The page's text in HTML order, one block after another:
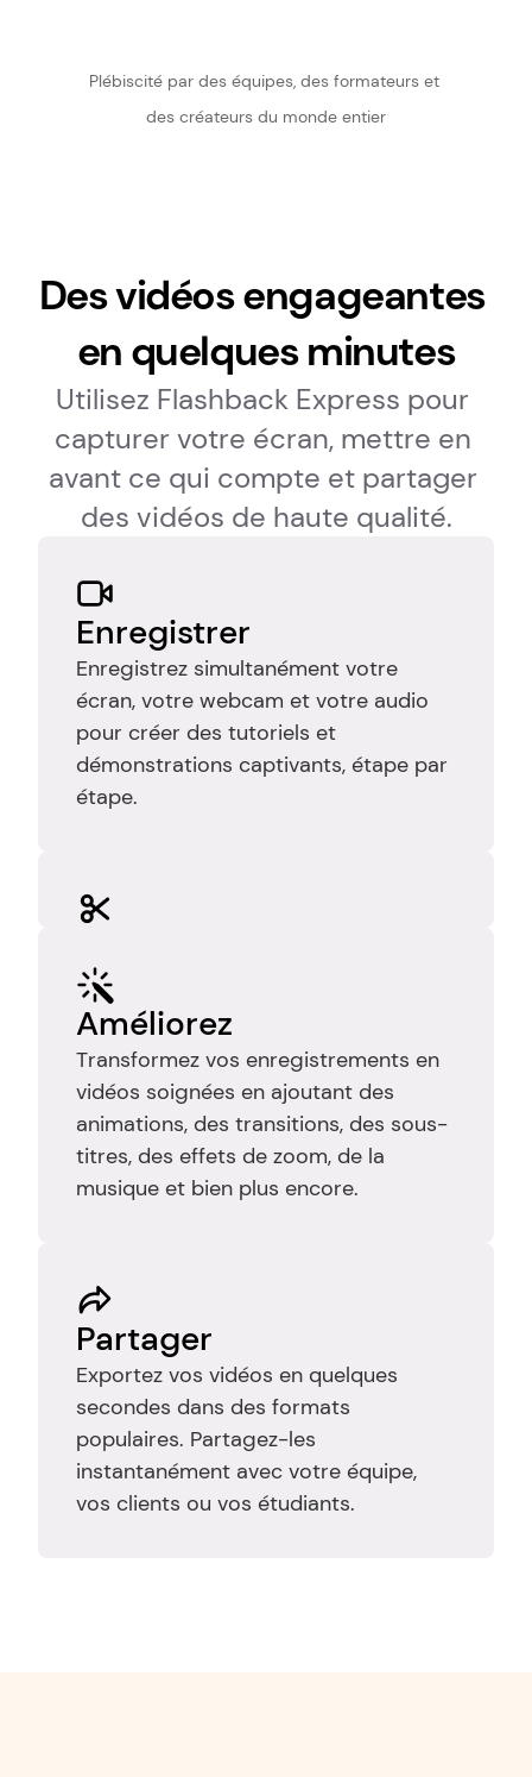
Plébiscité par des équipes, des formateurs et
des créateurs du monde entier
Des vidéos engageantes
en quelques minutes
Utilisez Flashback Express pour
capturer votre écran, mettre en
avant ce qui compte et partager
des vidéos de haute qualité.
Enregistrer
Enregistrez simultanément votre
écran, votre webcam et votre audio
pour créer des tutoriels et
démonstrations captivants, étape par
étape.
Coupez les enregistrements pour
éliminer les erreurs, les pauses et les
temps morts afin que votre vidéo
reste claire, ciblée et facile à suivre.
Améliorez
Transformez vos enregistrements en
vidéos soignées en ajoutant des
animations, des transitions, des sous-
titres, des effets de zoom, de la
musique et bien plus encore.
Partager
Exportez vos vidéos en quelques
secondes dans des formats
populaires. Partagez-les
instantanément avec votre équipe,
vos clients ou vos étudiants.